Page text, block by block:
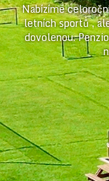
Nabízíme
letních sportů ,
dovolenou.